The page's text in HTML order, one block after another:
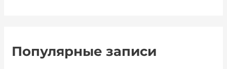
Популярные записи